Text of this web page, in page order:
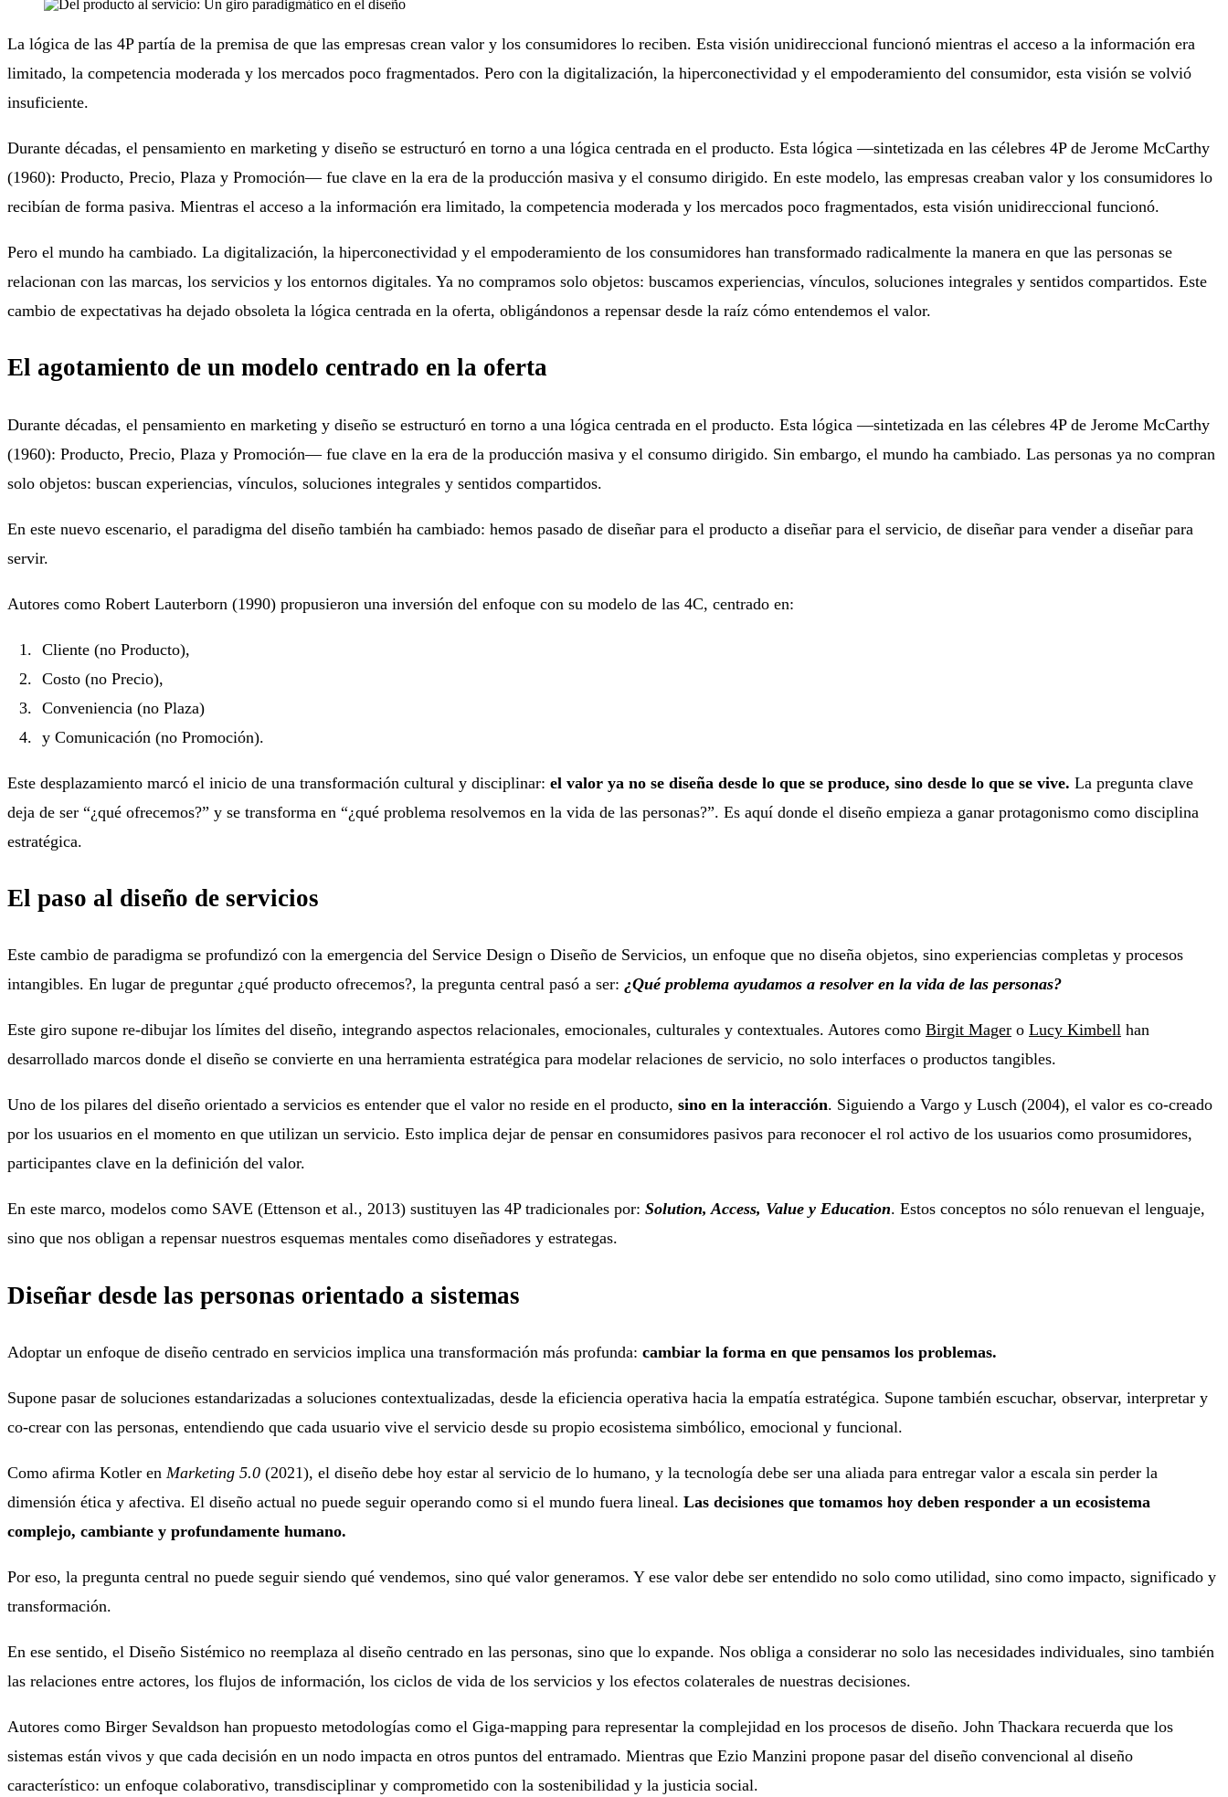
La lógica de las 4P partía de la premisa de que las empresas crean valor y los consumidores lo reciben. Esta visión unidireccional funcionó mientras el acceso a la información era
limitado, la competencia moderada y los mercados poco fragmentados. Pero con la digitalización, la hiperconectividad y el empoderamiento del consumidor, esta visión se volvió
insuficiente.
Durante décadas, el pensamiento en marketing y diseño se estructuró en torno a una lógica centrada en el producto. Esta lógica —sintetizada en las célebres 4P de Jerome McCarthy
(1960): Producto, Precio, Plaza y Promoción— fue clave en la era de la producción masiva y el consumo dirigido. En este modelo, las empresas creaban valor y los consumidores lo
recibían de forma pasiva. Mientras el acceso a la información era limitado, la competencia moderada y los mercados poco fragmentados, esta visión unidireccional funcionó.
Pero el mundo ha cambiado. La digitalización, la hiperconectividad y el empoderamiento de los consumidores han transformado radicalmente la manera en que las personas se
relacionan con las marcas, los servicios y los entornos digitales. Ya no compramos solo objetos: buscamos experiencias, vínculos, soluciones integrales y sentidos compartidos. Este
cambio de expectativas ha dejado obsoleta la lógica centrada en la oferta, obligándonos a repensar desde la raíz cómo entendemos el valor.
El agotamiento de un modelo centrado en la oferta
Durante décadas, el pensamiento en marketing y diseño se estructuró en torno a una lógica centrada en el producto. Esta lógica —sintetizada en las célebres 4P de Jerome McCarthy
(1960): Producto, Precio, Plaza y Promoción— fue clave en la era de la producción masiva y el consumo dirigido. Sin embargo, el mundo ha cambiado. Las personas ya no compran
solo objetos: buscan experiencias, vínculos, soluciones integrales y sentidos compartidos.
En este nuevo escenario, el paradigma del diseño también ha cambiado: hemos pasado de diseñar para el producto a diseñar para el servicio, de diseñar para vender a diseñar para
servir.
Autores como Robert Lauterborn (1990) propusieron una inversión del enfoque con su modelo de las 4C, centrado en:
Cliente (no Producto),
Costo (no Precio),
Conveniencia (no Plaza)
y Comunicación (no Promoción).
Este desplazamiento marcó el inicio de una transformación cultural y disciplinar: el valor ya no se diseña desde lo que se produce, sino desde lo que se vive. La pregunta clave
deja de ser “¿qué ofrecemos?” y se transforma en “¿qué problema resolvemos en la vida de las personas?”. Es aquí donde el diseño empieza a ganar protagonismo como disciplina
estratégica.
El paso al diseño de servicios
Este cambio de paradigma se profundizó con la emergencia del Service Design o Diseño de Servicios, un enfoque que no diseña objetos, sino experiencias completas y procesos
intangibles. En lugar de preguntar ¿qué producto ofrecemos?, la pregunta central pasó a ser: ¿Qué problema ayudamos a resolver en la vida de las personas?
Este giro supone re-dibujar los límites del diseño, integrando aspectos relacionales, emocionales, culturales y contextuales. Autores como Birgit Mager o Lucy Kimbell han
desarrollado marcos donde el diseño se convierte en una herramienta estratégica para modelar relaciones de servicio, no solo interfaces o productos tangibles.
Uno de los pilares del diseño orientado a servicios es entender que el valor no reside en el producto, sino en la interacción. Siguiendo a Vargo y Lusch (2004), el valor es co-creado
por los usuarios en el momento en que utilizan un servicio. Esto implica dejar de pensar en consumidores pasivos para reconocer el rol activo de los usuarios como prosumidores,
participantes clave en la definición del valor.
En este marco, modelos como SAVE (Ettenson et al., 2013) sustituyen las 4P tradicionales por: Solution, Access, Value y Education. Estos conceptos no sólo renuevan el lenguaje,
sino que nos obligan a repensar nuestros esquemas mentales como diseñadores y estrategas.
Diseñar desde las personas orientado a sistemas
Adoptar un enfoque de diseño centrado en servicios implica una transformación más profunda: cambiar la forma en que pensamos los problemas.
Supone pasar de soluciones estandarizadas a soluciones contextualizadas, desde la eficiencia operativa hacia la empatía estratégica. Supone también escuchar, observar, interpretar y
co-crear con las personas, entendiendo que cada usuario vive el servicio desde su propio ecosistema simbólico, emocional y funcional.
Como afirma Kotler en Marketing 5.0 (2021), el diseño debe hoy estar al servicio de lo humano, y la tecnología debe ser una aliada para entregar valor a escala sin perder la
dimensión ética y afectiva. El diseño actual no puede seguir operando como si el mundo fuera lineal. Las decisiones que tomamos hoy deben responder a un ecosistema
complejo, cambiante y profundamente humano.
Por eso, la pregunta central no puede seguir siendo qué vendemos, sino qué valor generamos. Y ese valor debe ser entendido no solo como utilidad, sino como impacto, significado y
transformación.
En ese sentido, el Diseño Sistémico no reemplaza al diseño centrado en las personas, sino que lo expande. Nos obliga a considerar no solo las necesidades individuales, sino también
las relaciones entre actores, los flujos de información, los ciclos de vida de los servicios y los efectos colaterales de nuestras decisiones.
Autores como Birger Sevaldson han propuesto metodologías como el Giga-mapping para representar la complejidad en los procesos de diseño. John Thackara recuerda que los
sistemas están vivos y que cada decisión en un nodo impacta en otros puntos del entramado. Mientras que Ezio Manzini propone pasar del diseño convencional al diseño
característico: un enfoque colaborativo, transdisciplinar y comprometido con la sostenibilidad y la justicia social.